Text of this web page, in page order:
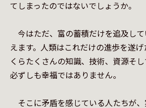
てしまったのではないでしょうか。
今はただ、富の蓄積だけを追及し
えます。人類はこれだけの進歩を遂
くらたくさんの知識、技術、資源そし
必ずしも幸福ではありません。
そこに矛盾を感じている人たちが